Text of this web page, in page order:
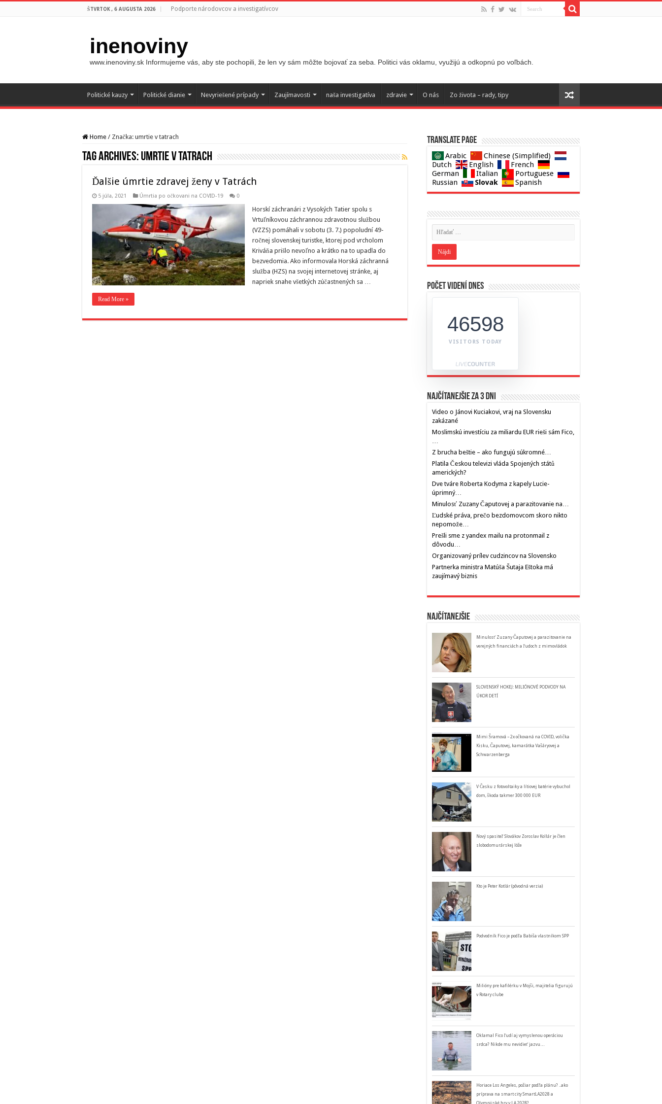
ŠTVRTOK , 6 AUGUSTA 2026 Podporte národovcov a investigatívcov
inenoviny
www.inenoviny.sk Informujeme vás, aby ste pochopili, že len vy sám môžte bojovať za seba. Politici vás oklamu, využijú a odkopnú po voľbách.
Politické kauzy Politické dianie Nevyriešené prípady Zaujímavosti naša investigatíva zdravie O nás Zo života – rady, tipy
Home / Značka: umrtie v tatrach
Tag Archives: umrtie v tatrach
Ďalšie úmrtie zdravej ženy v Tatrách
5 júla, 2021 Úmrtia po očkovani na COVID-19 0
Horskí záchranári z Vysokých Tatier spolu s
Vrtuľníkovou záchrannou zdravotnou službou
(VZZS) pomáhali v sobotu (3. 7.) popoludní 49-
ročnej slovenskej turistke, ktorej pod vrcholom
Kriváňa prišlo nevoľno a krátko na to upadla do
bezvedomia. Ako informovala Horská záchranná
služba (HZS) na svojej internetovej stránke, aj
napriek snahe všetkých zúčastnených sa …
Read More »
Translate page
Arabic
Chinese (Simplified)
Dutch
English
French
German
Italian
Portuguese
Russian
Slovak Spanish
Počet videní dnes
46598
VISITORS TODAY
Najčítanejšie za 3 dni
Video o Jánovi Kuciakovi, vraj na Slovensku
zakázané
Moslimskú investíciu za miliardu EUR rieši sám Fico,
…
Z brucha beštie – ako fungujú súkromné…
Platila Českou televizi vláda Spojených států
amerických?
Dve tváre Roberta Kodyma z kapely Lucie-
úprimný…
Minulosť Zuzany Čaputovej a parazitovanie na…
Ľudské práva, prečo bezdomovcom skoro nikto
nepomože…
Prešli sme z yandex mailu na protonmail z
dôvodu…
Organizovaný prílev cudzincov na Slovensko
Partnerka ministra Matúša Šutaja Eštoka má
zaujímavý biznis
Najčítanejšie
Minulosť Zuzany Čaputovej a parazitovanie na
verejných financiách a ľudoch z mimovládok
SLOVENSKÝ HOKEJ: MILIÓNOVÉ PODVODY NA
ÚKOR DETÍ
Mimi Šramová – 2x očkovaná na COVID, volička
Kisku, Čaputovej, kamarátka Vašáryovej a
Schwarzenberga
V Česku z fotovoltaiky a lítiovej batérie vybuchol
dom, škoda takmer 300 000 EUR
Nový spasiteľ Slovákov Zoroslav Kollár je člen
slobodomurárskej lóže
Kto je Peter Kotlár (pôvodná verzia)
Podvodník Fico je podľa Babiša vlastníkom SPP
Milióny pre kafilérku v Mojši, majitelia figurujú
v Rotary clube
Oklamal Fico ľudí aj vymyslenou operáciou
srdca? Nikde mu nevidieť jazvu…
Horiace Los Angeles, požiar podľa plánu? ..ako
príprava na smart city SmartLA2028 a